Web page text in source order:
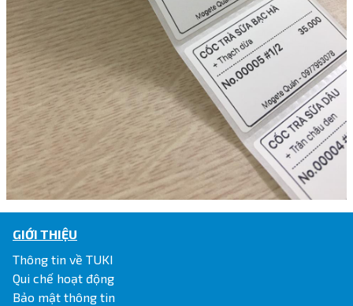
GIỚI THIỆU
Thông tin về TUKI
Qui chế hoạt động
Bảo mật thông tin